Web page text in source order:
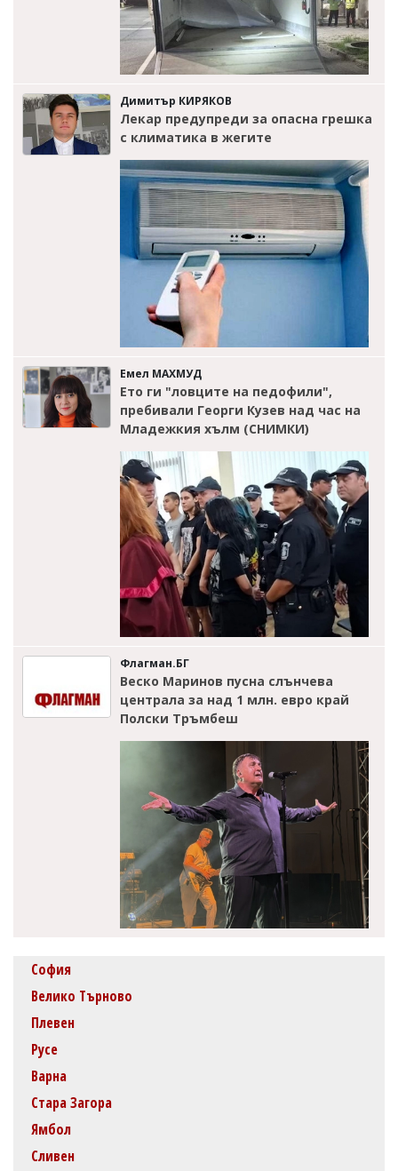
Димитър КИРЯКОВ
Лекар предупреди за опасна грешка
с климатика в жегите
Емел МАХМУД
Ето ги "ловците на педофили",
пребивали Георги Кузев над час на
Младежкия хълм (СНИМКИ)
Флагман.БГ
Веско Маринов пусна слънчева
централа за над 1 млн. евро край
Полски Тръмбеш
София
Велико Търново
Плевен
Русе
Варна
Стара Загора
Ямбол
Сливен